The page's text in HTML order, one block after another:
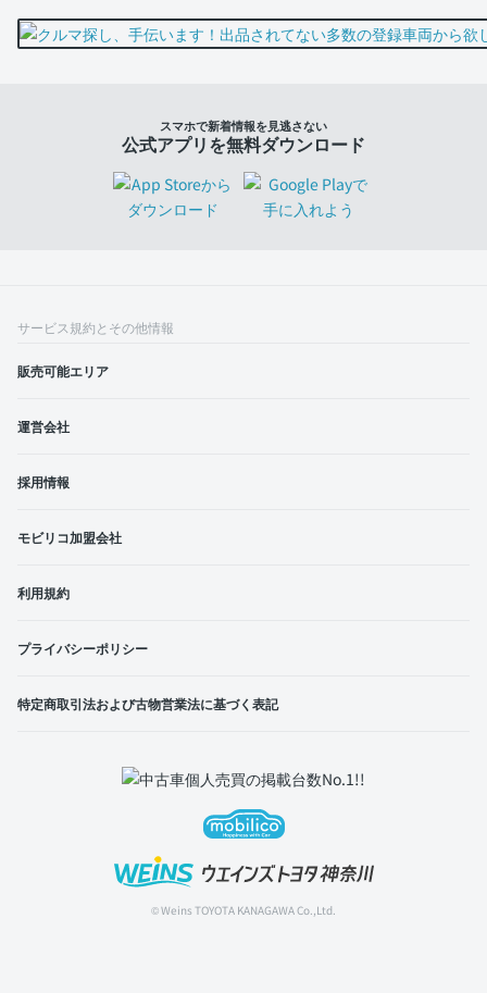
スマホで新着情報を見逃さない
公式アプリを無料ダウンロード
サービス規約とその他情報
販売可能エリア
運営会社
採用情報
モビリコ加盟会社
利用規約
プライバシーポリシー
特定商取引法および古物営業法に基づく表記
© Weins TOYOTA KANAGAWA Co.,Ltd.